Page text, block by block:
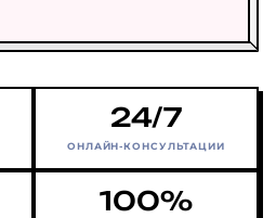
24/7
ОНЛАЙН-КОНСУЛЬТАЦИИ
100%